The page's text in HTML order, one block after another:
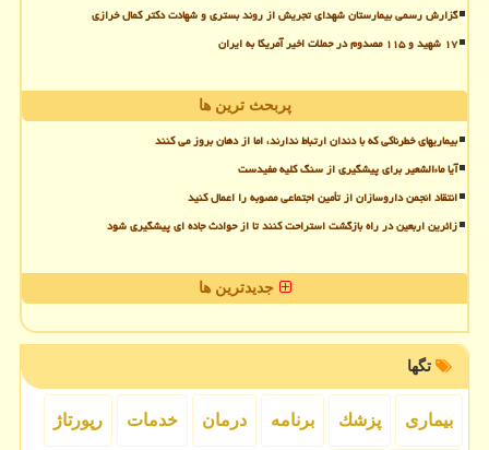
گزارش رسمی بیمارستان شهدای تجریش از روند بستری و شهادت دکتر کمال خرازی
۱۷ شهید و ۱۱۵ مصدوم در حملات اخیر آمریکا به ایران
پربحث ترین ها
بیماریهای خطرناکی که با دندان ارتباط ندارند، اما از دهان بروز می کنند
آیا ماءالشعیر برای پیشگیری از سنگ کلیه مفیدست
انتقاد انجمن داروسازان از تأمین اجتماعی مصوبه را اعمال کنید
زائرین اربعین در راه بازگشت استراحت کنند تا از حوادث جاده ای پیشگیری شود
جدیدترین ها
تگها
بیماری پزشك برنامه درمان خدمات رپورتاژ